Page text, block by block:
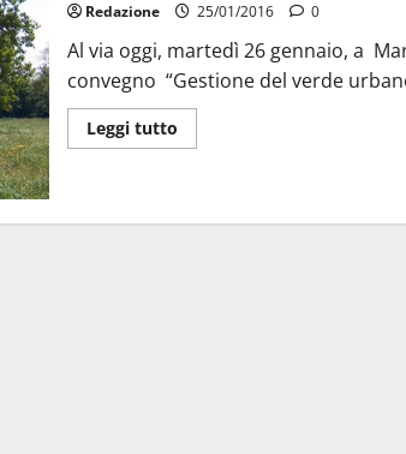
Redazione 25/01/2016 0
Al via oggi, martedì 26 gennaio, a
convegno “Gestione del verde
Leggi tutto